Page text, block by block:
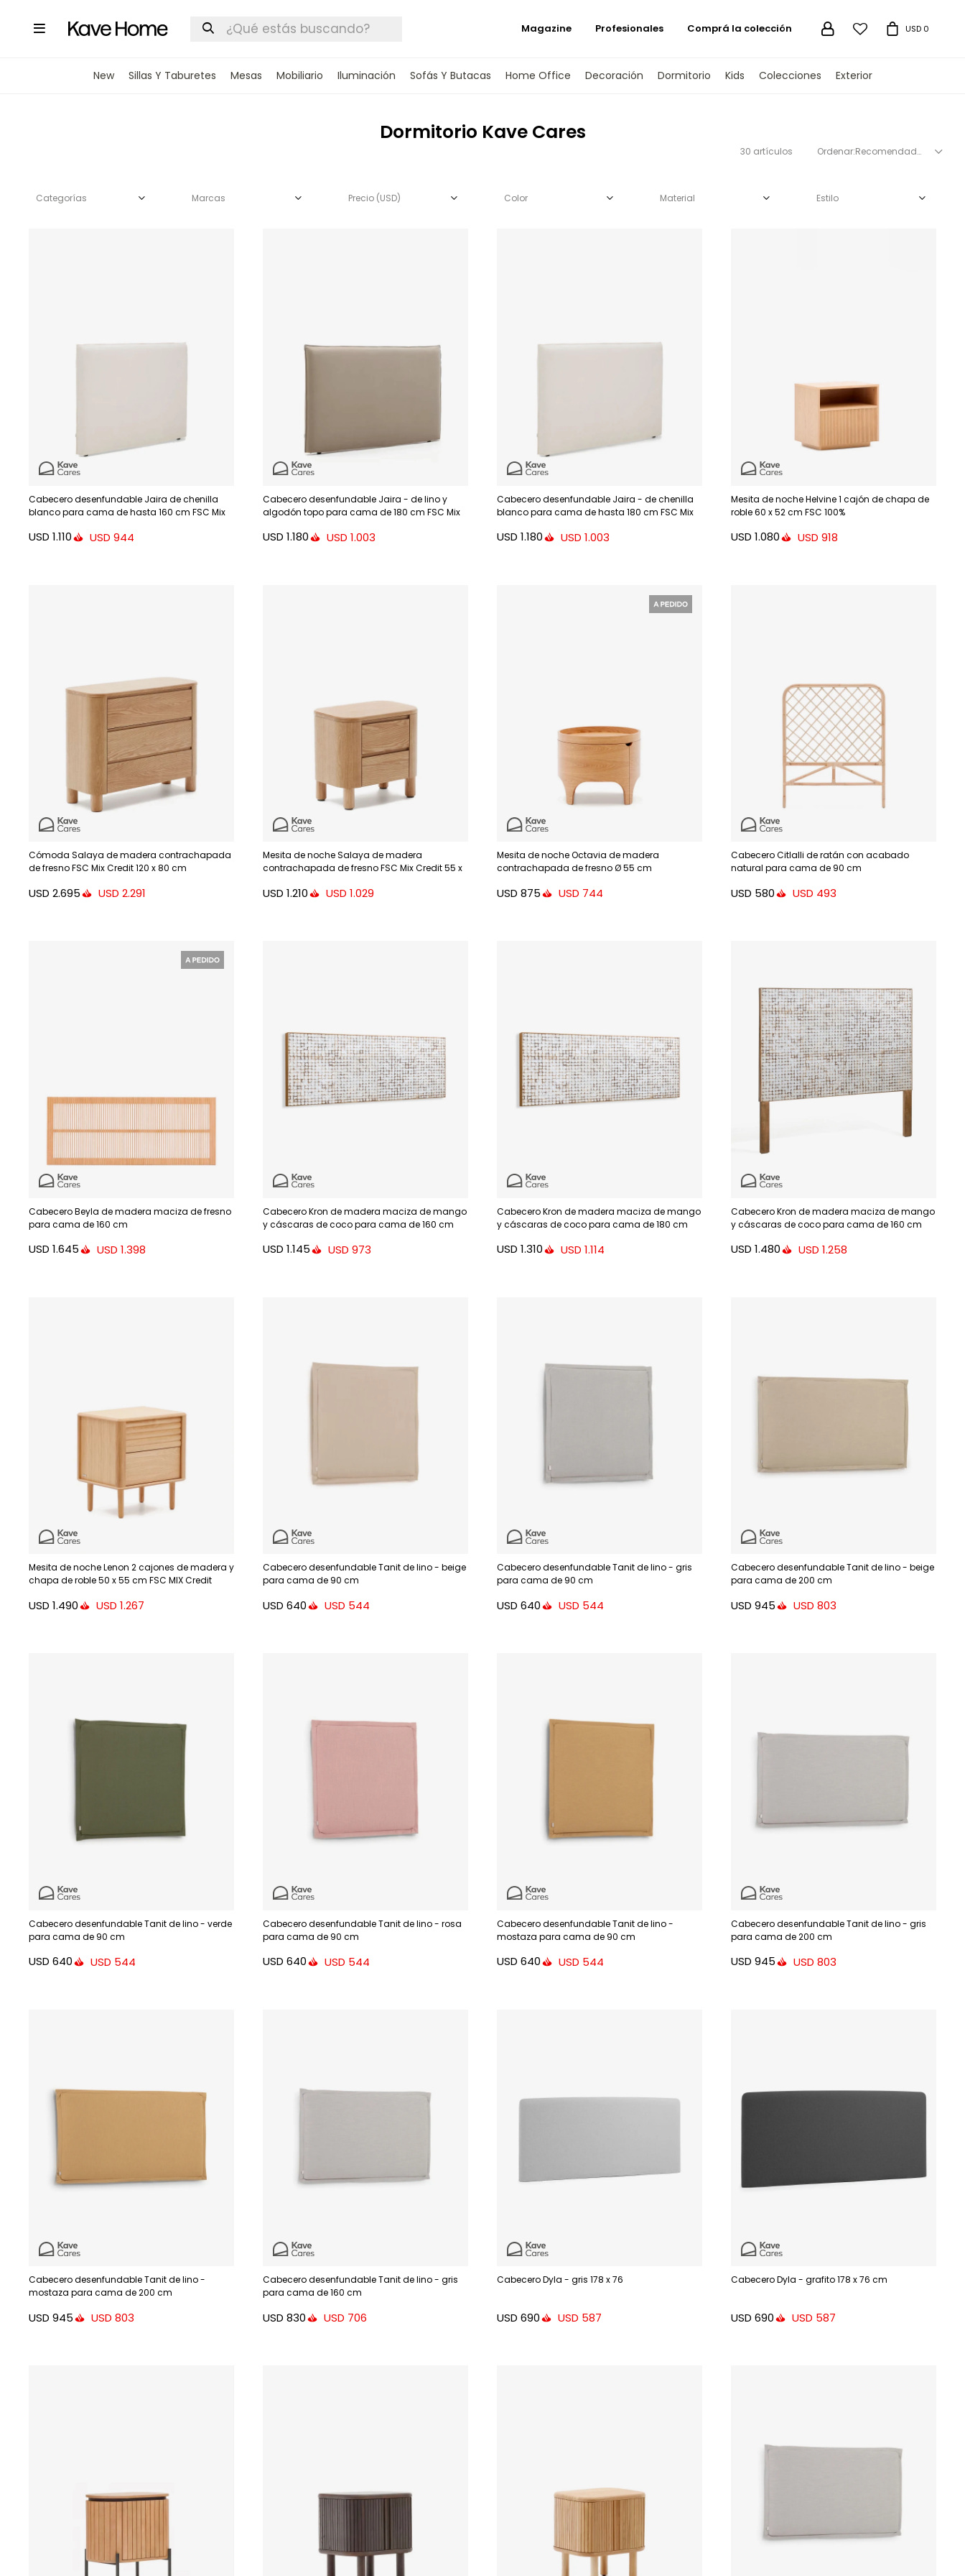

New Sillas Y Taburetes Mesas Mobiliario Iluminación Sofás Y Butacas Home Office Decoración Dormitorio Kids Colecciones Exterior
 USD 0
Magazine Profesionales Comprá la colección
Dormitorio Kave Cares
30 artículos Recomendados
Cabecero desenfundable Jaira de chenilla
blanco para cama de hasta 160 cm FSC Mix
USD 1.110 USD 944
Cabecero desenfundable Jaira - de lino y
algodón topo para cama de 180 cm FSC Mix
USD 1.180 USD 1.003
Cabecero desenfundable Jaira - de chenilla
blanco para cama de hasta 180 cm FSC Mix
USD 1.180 USD 1.003
Mesita de noche Helvine 1 cajón de chapa de
roble 60 x 52 cm FSC 100%
USD 1.080 USD 918
Cómoda Salaya de madera contrachapada
de fresno FSC Mix Credit 120 x 80 cm
USD 2.695 USD 2.291
Mesita de noche Salaya de madera
contrachapada de fresno FSC Mix Credit 55 x
USD 1.210 USD 1.029
Mesita de noche Octavia de madera
contrachapada de fresno Ø 55 cm
USD 875 USD 744
Cabecero Citlalli de ratán con acabado
natural para cama de 90 cm
USD 580 USD 493
Cabecero Beyla de madera maciza de fresno
para cama de 160 cm
USD 1.645 USD 1.398
Cabecero Kron de madera maciza de mango
y cáscaras de coco para cama de 160 cm
USD 1.145 USD 973
Cabecero Kron de madera maciza de mango
y cáscaras de coco para cama de 180 cm
USD 1.310 USD 1.114
Cabecero Kron de madera maciza de mango
y cáscaras de coco para cama de 160 cm
USD 1.480 USD 1.258
Mesita de noche Lenon 2 cajones de madera y
chapa de roble 50 x 55 cm FSC MIX Credit
USD 1.490 USD 1.267
Cabecero desenfundable Tanit de lino - beige
para cama de 90 cm
USD 640 USD 544
Cabecero desenfundable Tanit de lino - gris
para cama de 90 cm
USD 640 USD 544
Cabecero desenfundable Tanit de lino - beige
para cama de 200 cm
USD 945 USD 803
Cabecero desenfundable Tanit de lino - verde
para cama de 90 cm
USD 640 USD 544
Cabecero desenfundable Tanit de lino - rosa
para cama de 90 cm
USD 640 USD 544
Cabecero desenfundable Tanit de lino -
mostaza para cama de 90 cm
USD 640 USD 544
Cabecero desenfundable Tanit de lino - gris
para cama de 200 cm
USD 945 USD 803
Cabecero desenfundable Tanit de lino -
mostaza para cama de 200 cm
USD 945 USD 803
Cabecero desenfundable Tanit de lino - gris
para cama de 160 cm
USD 830 USD 706
Cabecero Dyla - gris 178 x 76
USD 690 USD 587
Cabecero Dyla - grafito 178 x 76 cm
USD 690 USD 587
Categorías Marcas Precio (USD) Color Material Estilo